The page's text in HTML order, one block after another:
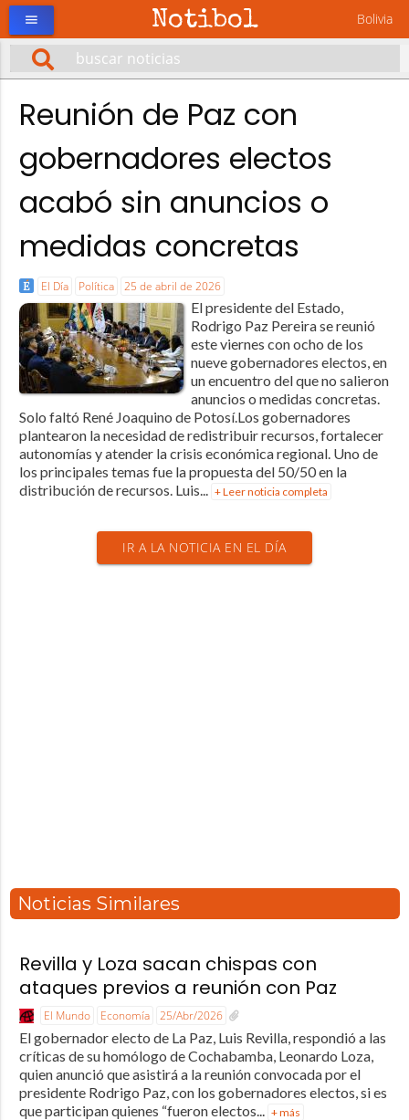
Notibol Bolivia
menu
Reunión de Paz con
gobernadores electos
acabó sin anuncios o
medidas concretas
El Día Política 25 de abril de 2026
El presidente del Estado,
Rodrigo Paz Pereira se reunió
este viernes con ocho de los
nueve gobernadores electos, en
un encuentro del que no salieron
anuncios o medidas concretas.
Solo faltó René Joaquino de Potosí.Los gobernadores
plantearon la necesidad de redistribuir recursos, fortalecer
autonomías y atender la crisis económica regional. Uno de
los principales temas fue la propuesta del 50/50 en la
distribución de recursos. Luis... + Leer noticia completa
IR A LA NOTICIA EN EL DÍA
Noticias Similares
Revilla y Loza sacan chispas con
ataques previos a reunión con Paz
El Mundo Economía 25/Abr/2026
El gobernador electo de La Paz, Luis Revilla, respondió a las
críticas de su homólogo de Cochabamba, Leonardo Loza,
quien anunció que asistirá a la reunión convocada por el
presidente Rodrigo Paz, con los gobernadores electos, si es
que participan quienes “fueron electos... + más